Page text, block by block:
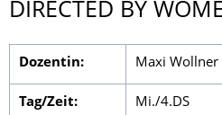
DIRECTED BY
Dozentin: Maxi Wollner
Tag/Zeit: Mi./4.DS